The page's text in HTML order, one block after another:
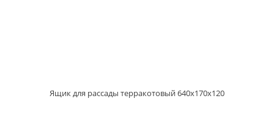
Ящик для рассады терракотовый 640х170х120